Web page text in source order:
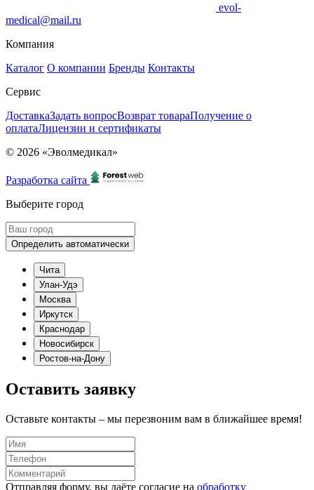
evol-
medical@mail.ru
Компания
Каталог О компании Бренды Контакты
Сервис
ДоставкаЗадать вопросВозврат товараПолучение о
оплатаЛицензии и сертификаты
© 2026 «Эволмедикал»
Разработка сайта
Выберите город
Определить автоматически
Чита
Улан-Удэ
Москва
Иркутск
Краснодар
Новосибирск
Ростов-на-Дону
Оставить заявку
Оставьте контакты – мы перезвоним вам в ближайшее время!
Отправляя форму, вы даёте согласие на обработку